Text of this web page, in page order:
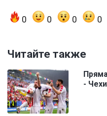
0 0 0 0
Читайте также
-